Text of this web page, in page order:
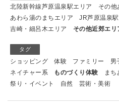
北陸新幹線芦原温泉駅エリア
その他
あわら湯のまちエリア
JR芦原温泉
吉崎・細呂木エリア
その他近郊エリ
タグ
ショッピング 体験 ファミリー 男
ネイチャー系
ものづくり体験 まち
祭り・イベント
自然 芸術・美術